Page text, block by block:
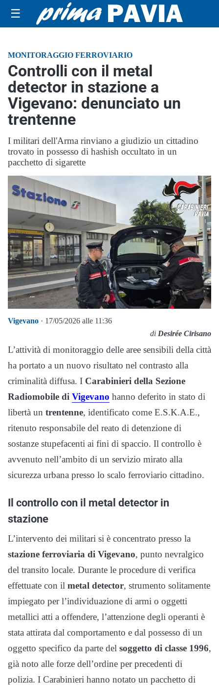
☰
MONITORAGGIO FERROVIARIO
Controlli con il metal
detector in stazione a
Vigevano: denunciato un
trentenne
I militari dell'Arma rinviano a giudizio un cittadino
trovato in possesso di hashish occultato in un
pacchetto di sigarette
Vigevano · 17/05/2026 alle 11:36
di Desirée Cirisano
L’attività di monitoraggio delle aree sensibili della città
ha portato a un nuovo risultato nel contrasto alla
criminalità diffusa. I Carabinieri della Sezione
Radiomobile di Vigevano hanno deferito in stato di
libertà un trentenne, identificato come E.S.K.A.E.,
ritenuto responsabile del reato di detenzione di
sostanze stupefacenti ai fini di spaccio. Il controllo è
avvenuto nell’ambito di un servizio mirato alla
sicurezza urbana presso lo scalo ferroviario cittadino.
Il controllo con il metal detector in
stazione
L’intervento dei militari si è concentrato presso la
stazione ferroviaria di Vigevano, punto nevralgico
del transito locale. Durante le procedure di verifica
effettuate con il metal detector, strumento solitamente
impiegato per l’individuazione di armi o oggetti
metallici atti a offendere, l’attenzione degli operanti è
stata attirata dal comportamento e dal possesso di un
oggetto specifico da parte del soggetto di classe 1996,
già noto alle forze dell’ordine per precedenti di
polizia. I Carabinieri hanno notato un pacchetto di